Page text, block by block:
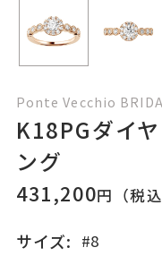
Ponte Vecchio
K18PGダイ
ング
431,200円（税込
サイズ: